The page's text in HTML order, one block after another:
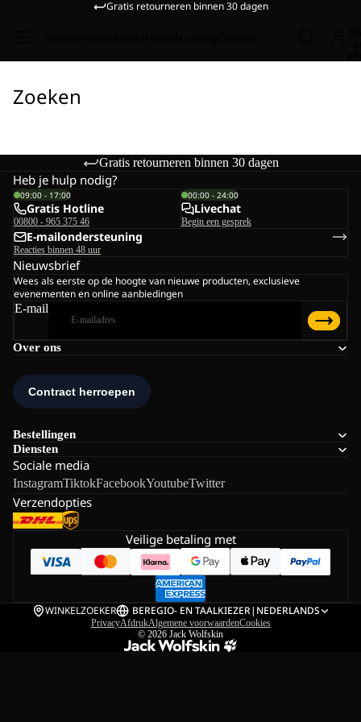
Gratis retourneren binnen 30 dagen
Zoeken
Gratis retourneren binnen 30 dagen
Over ons
Bestellingen
Diensten
Sociale media
InstagramTiktokFacebookYoutubeTwitter
Verzendopties
Heb je hulp nodig?
09:00 - 17:00
Gratis Hotline
00800 - 965 375 46
00:00 - 24:00
Livechat
Begin een gesprek
E-mailondersteuning
Reacties binnen 48 uur
Nieuwsbrief
Wees als eerste op de hoogte van nieuwe producten, exclusieve
evenementen en online aanbiedingen
E-mail
Veilige betaling met
WINKELZOEKER BEREGIO- EN TAALKIEZER| NEDERLANDS
PrivacyAfdrukAlgemene voorwaardenCookies
© 2026 Jack Wolfskin